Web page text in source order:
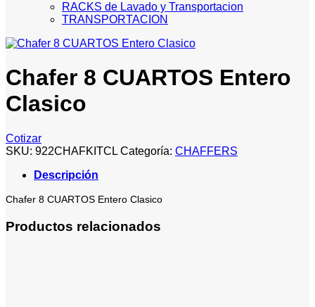
RACKS de Lavado y Transportacion
TRANSPORTACION
Chafer 8 CUARTOS Entero
Clasico
Cotizar
SKU: 922CHAFKITCL Categoría: CHAFFERS
Descripción
Chafer 8 CUARTOS Entero Clasico
Productos relacionados